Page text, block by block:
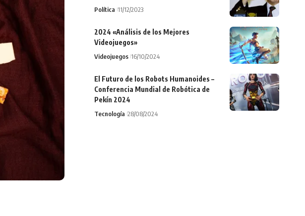
Política 11/12/2023
2024 «Análisis de los Mejores
Videojuegos»
Videojuegos 16/10/2024
El Futuro de los Robots Humanoides –
Conferencia Mundial de Robótica de
Pekín 2024
Tecnología 28/08/2024